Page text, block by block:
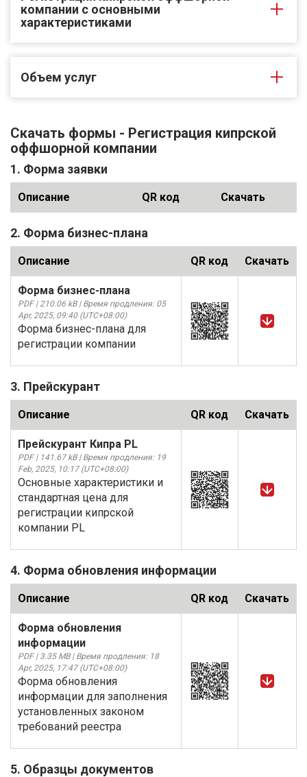
компании с основными
характеристиками
Объем услуг
Скачать формы - Регистрация кипрской
оффшорной компании
1. Форма заявки
Описание QR код Скачать
2. Форма бизнес-плана
Описание QR код Скачать
Форма бизнес-плана
PDF | 210.06 kB | Время продления: 05
Apr, 2025, 09:40 (UTC+08:00)
Форма бизнес-плана для
регистрации компании
3. Прейскурант
Описание QR код Скачать
Прейскурант Кипра PL
PDF | 141.67 kB | Время продления: 19
Feb, 2025, 10:17 (UTC+08:00)
Основные характеристики и
стандартная цена для
регистрации кипрской
компании PL
4. Форма обновления информации
Описание QR код Скачать
Форма обновления
информации
PDF | 3.35 MB | Время продления: 18
Apr, 2025, 17:47 (UTC+08:00)
Форма обновления
информации для заполнения
установленных законом
требований реестра
5. Образцы документов